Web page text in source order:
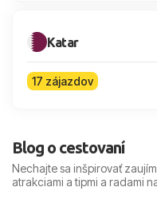
Katar
17 zájazdov
Blog o cestovaní
Nechajte sa inšpirovať
atrakciami a tipmi a radami